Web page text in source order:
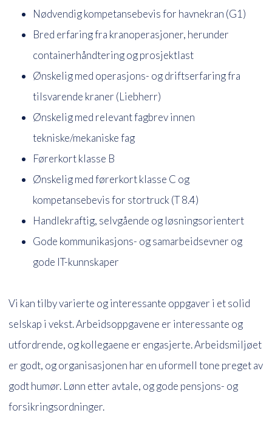
Nødvendig kompetansebevis for havnekran (G1)
Bred erfaring fra kranoperasjoner, herunder
containerhåndtering og prosjektlast
Ønskelig med operasjons- og driftserfaring fra
tilsvarende kraner (Liebherr)
Ønskelig med relevant fagbrev innen
tekniske/mekaniske fag
Førerkort klasse B
Ønskelig med førerkort klasse C og
kompetansebevis for stortruck (T 8.4)
Handlekraftig, selvgående og løsningsorientert
Gode kommunikasjons- og samarbeidsevner og
gode IT-kunnskaper
Vi kan tilby varierte og interessante oppgaver i et solid
selskap i vekst. Arbeidsoppgavene er interessante og
utfordrende, og kollegaene er engasjerte. Arbeidsmiljøet
er godt, og organisasjonen har en uformell tone preget av
godt humør. Lønn etter avtale, og gode pensjons- og
forsikringsordninger.